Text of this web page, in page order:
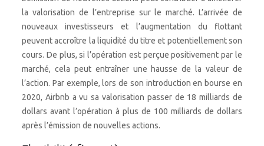
la valorisation de l’entreprise sur le marché. L’arrivée de
nouveaux investisseurs et l’augmentation du flottant
peuvent accroître la liquidité du titre et potentiellement son
cours. De plus, si l’opération est perçue positivement par le
marché, cela peut entraîner une hausse de la valeur de
l’action. Par exemple, lors de son introduction en bourse en
2020, Airbnb a vu sa valorisation passer de 18 milliards de
dollars avant l’opération à plus de 100 milliards de dollars
après l’émission de nouvelles actions.